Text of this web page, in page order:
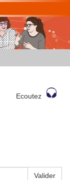
Ecoutez
Valider